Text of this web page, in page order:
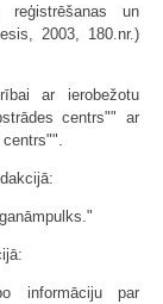
reģistrēšanas un
2003, 180.nr.)
ar ierobežotu
centrs"" ar
informāciju par